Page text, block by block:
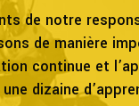
de notre
de manière
continue et
dizaine